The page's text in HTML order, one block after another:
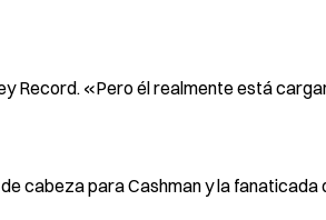
Record. «Pero él realmente está
cabeza para Cashman y la fanaticada